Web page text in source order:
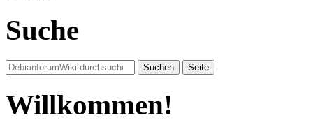
Suche
Willkommen!